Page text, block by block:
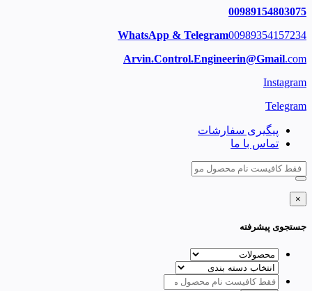
00989154803075
WhatsApp & Telegram00989354157234
Arvin.Control.Engineerin@Gmail.com
Instagram
Telegram
پیگیری سفارشات
تماس با ما
×
جستجوی پیشرفته